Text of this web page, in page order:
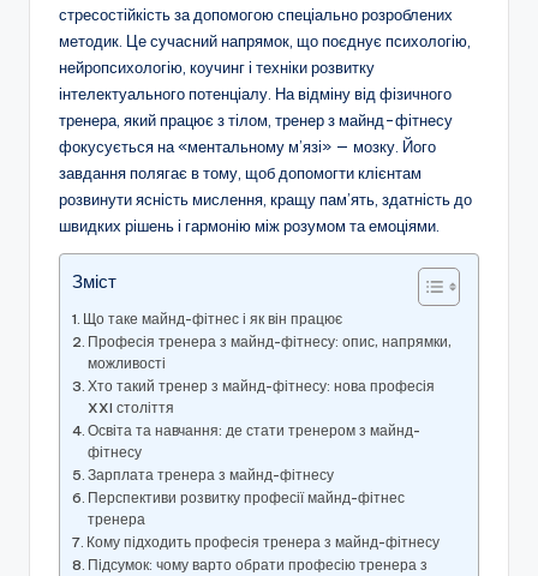
стресостійкість за допомогою спеціально розроблених
методик. Це сучасний напрямок, що поєднує психологію,
нейропсихологію, коучинг і техніки розвитку
інтелектуального потенціалу. На відміну від фізичного
тренера, який працює з тілом, тренер з майнд-фітнесу
фокусується на «ментальному м’язі» — мозку. Його
завдання полягає в тому, щоб допомогти клієнтам
розвинути ясність мислення, кращу пам’ять, здатність до
швидких рішень і гармонію між розумом та емоціями.
Зміст
Що таке майнд-фітнес і як він працює
Професія тренера з майнд-фітнесу: опис, напрямки,
можливості
Хто такий тренер з майнд-фітнесу: нова професія
XXI століття
Освіта та навчання: де стати тренером з майнд-
фітнесу
Зарплата тренера з майнд-фітнесу
Перспективи розвитку професії майнд-фітнес
тренера
Кому підходить професія тренера з майнд-фітнесу
Підсумок: чому варто обрати професію тренера з